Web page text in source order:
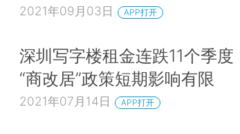
2021年09月03日 APP打开
深圳写字楼租金连跌11个季度
“商改居”政策短期影响有限
2021年07月14日 APP打开